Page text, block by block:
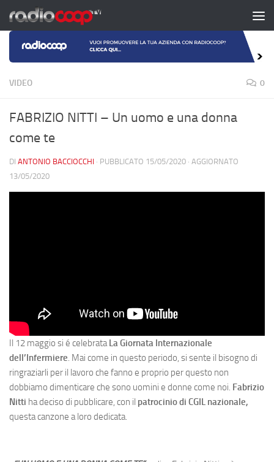
Salta al contenuto
VIDEO 0
FABRIZIO NITTI – Un uomo e una donna
come te
DI ANTONIO BACCIOCCHI · PUBBLICATO 15/05/2020 · AGGIORNATO
13/05/2020
Il 12 maggio si é celebrataLa Giornata Internazionale
dell’Infermiere. Mai come in questo periodo, si sente il bisogno di
ringraziarli per il lavoro che fanno e proprio per questo non
dobbiamo dimenticare che sono uomini e donne come noi. Fabrizio
Nitti ha deciso di pubblicare, con il patrocinio di CGIL nazionale,
questa canzone a loro dedicata.